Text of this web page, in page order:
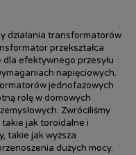
działania transformatorów
przekształca
efektywnego przesyłu
napięciowych.
jednofazowych
rolę w domowych
Zwróciliśmy
jak toroidalne i
takie jak wyższa
dużych mocy.